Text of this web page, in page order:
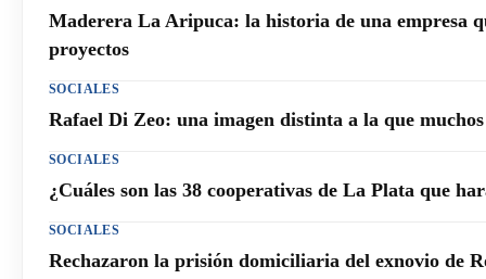
Maderera La Aripuca: la historia de una empresa
proyectos
SOCIALES
Rafael Di Zeo: una imagen distinta a la que
SOCIALES
¿Cuáles son las 38 cooperativas de La Plata que
SOCIALES
Rechazaron la prisión domiciliaria del exnovio de